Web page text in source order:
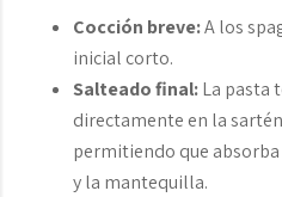
Cocción breve:A los
inicial corto.
Salteado final:La pasta
directamente en la
permitiendo que
y la mantequilla.